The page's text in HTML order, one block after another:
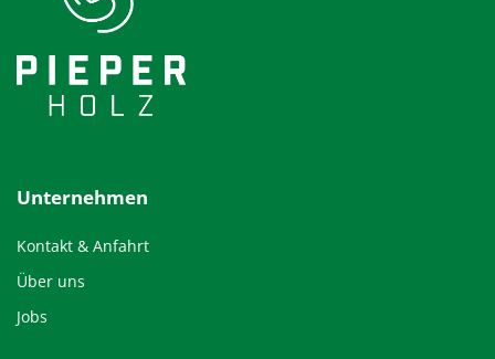
Unternehmen
Kontakt & Anfahrt
Über uns
Jobs